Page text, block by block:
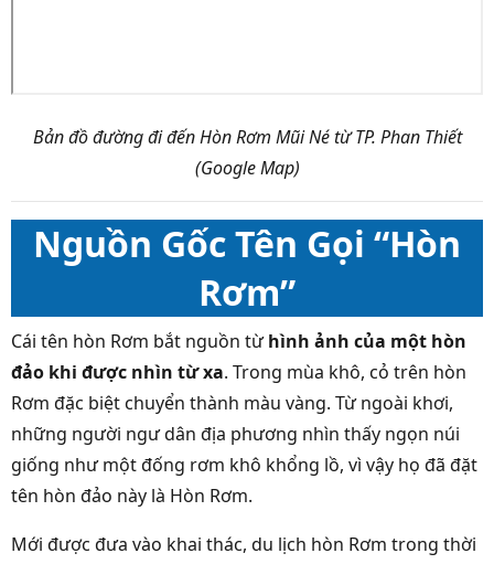
Bản đồ đường đi đến Hòn Rơm Mũi Né từ TP. Phan Thiết
(Google Map)
Nguồn Gốc Tên Gọi “Hòn
Rơm”
Cái tên hòn Rơm bắt nguồn từhình ảnh của một hòn
đảo khi được nhìn từ xa. Trong mùa khô, cỏ trên hòn
Rơm đặc biệt chuyển thành màu vàng. Từ ngoài khơi,
những người ngư dân địa phương nhìn thấy ngọn núi
giống như một đống rơm khô khổng lồ, vì vậy họ đã đặt
tên hòn đảo này là Hòn Rơm.
Mới được đưa vào khai thác, du lịch hòn Rơm trong thời